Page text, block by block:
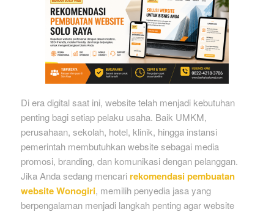
Di era digital saat ini, website telah menjadi kebutuhan
penting bagi setiap pelaku usaha. Baik UMKM,
perusahaan, sekolah, hotel, klinik, hingga instansi
pemerintah membutuhkan website sebagai media
promosi, branding, dan komunikasi dengan pelanggan.
Jika Anda sedang mencari rekomendasi pembuatan
website Wonogiri, memilih penyedia jasa yang
berpengalaman menjadi langkah penting agar website